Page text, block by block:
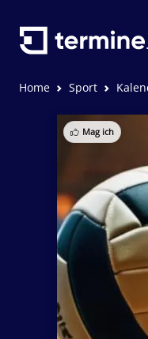
Home Sport
Mag ich